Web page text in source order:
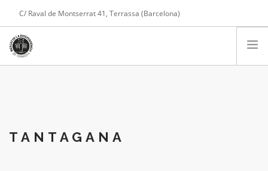
C/ Raval de Montserrat 41, Terrassa (Barcelona)
Tel. 608 975 004
NOTÍCIES
TANTAGANA